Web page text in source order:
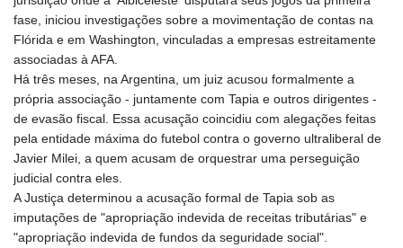
fase, iniciou investigações sobre a movimentação de contas na
Flórida e em Washington, vinculadas a empresas estreitamente
associadas à AFA.
Há três meses, na Argentina, um juiz acusou formalmente a
própria associação - juntamente com Tapia e outros dirigentes -
de evasão fiscal. Essa acusação coincidiu com alegações feitas
pela entidade máxima do futebol contra o governo ultraliberal de
Javier Milei, a quem acusam de orquestrar uma perseguição
judicial contra eles.
A Justiça determinou a acusação formal de Tapia sob as
imputações de "apropriação indevida de receitas tributárias" e
"apropriação indevida de fundos da seguridade social".